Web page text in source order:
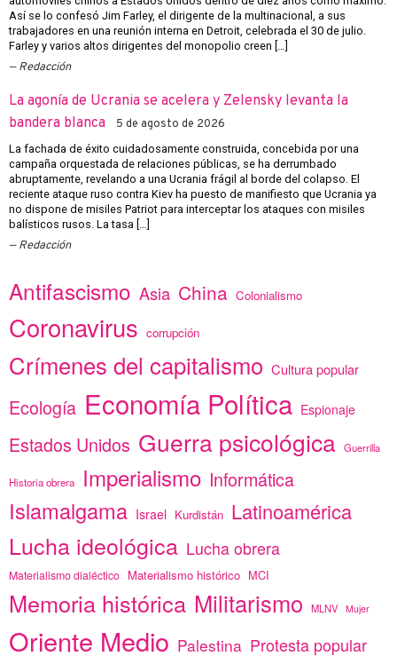
Así se lo confesó Jim Farley, el dirigente de la multinacional, a sus
trabajadores en una reunión interna en Detroit, celebrada el 30 de julio.
Farley y varios altos dirigentes del monopolio creen […]
Redacción
La agonía de Ucrania se acelera y Zelensky levanta la
bandera blanca
5 de agosto de 2026
La fachada de éxito cuidadosamente construida, concebida por una
campaña orquestada de relaciones públicas, se ha derrumbado
abruptamente, revelando a una Ucrania frágil al borde del colapso. El
reciente ataque ruso contra Kiev ha puesto de manifiesto que Ucrania ya
no dispone de misiles Patriot para interceptar los ataques con misiles
balísticos rusos. La tasa […]
Redacción
Antifascismo Asia China Colonialismo
Coronavirus corrupción
Crímenes del capitalismo Cultura popular
Ecología Economía Política Espionaje
Estados Unidos Guerra psicológica Guerrilla
Historia obrera Imperialismo Informática
Islamalgama Israel Kurdistán Latinoamérica
Lucha ideológica Lucha obrera
Materialismo dialéctico Materialismo histórico MCI
Memoria histórica Militarismo MLNV Mujer
Oriente Medio Palestina Protesta popular